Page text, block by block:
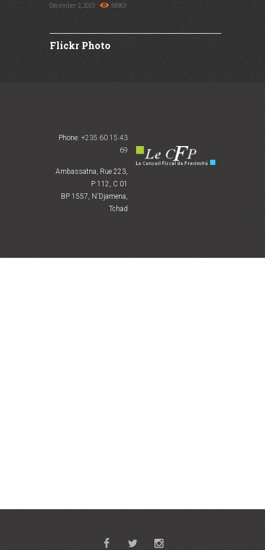
December 2, 2019 58963
Flickr Photo
Phone: +235 60 15 43
69
Ambassatna, Rue 223,
P 112, C 01
BP 1557, N'Djamena,
Tchad